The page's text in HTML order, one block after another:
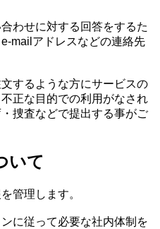
わせに対する回答をするた
mailアドレスなどの連絡先
するような方にサービスの
正な目的での利用がなされ
捜査などで提出する事がご
いて
管理します。
に従って必要な社内体制を